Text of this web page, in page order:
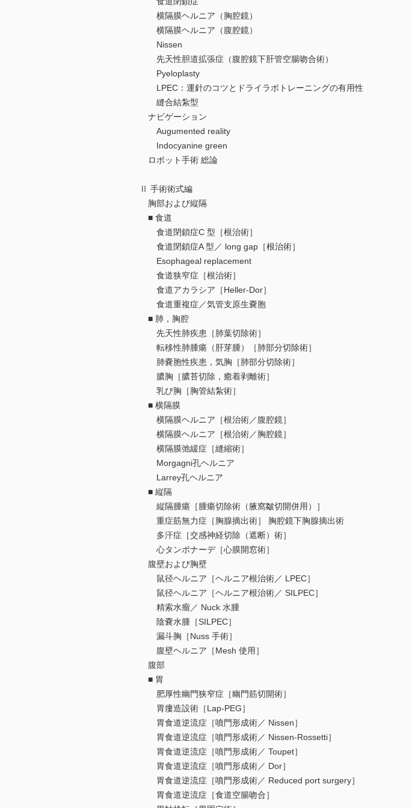
横隔膜ヘルニア（胸腔鏡）
横隔膜ヘルニア（腹腔鏡）
Nissen
先天性胆道拡張症（腹腔鏡下肝管空腸吻合術）
Pyeloplasty
LPEC：運針のコツとドライラボトレーニングの有用性
縫合結紮型
ナビゲーション
Augumented reality
Indocyanine green
ロボット手術 総論
Ⅱ 手術術式編
胸部および縦隔
■ 食道
食道閉鎖症C 型［根治術］
食道閉鎖症A 型／ long gap［根治術］
Esophageal replacement
食道狭窄症［根治術］
食道アカラシア［Heller-Dor］
食道重複症／気管支原生嚢胞
■ 肺，胸腔
先天性肺疾患［肺葉切除術］
転移性肺腫瘍（肝芽腫）［肺部分切除術］
肺嚢胞性疾患，気胸［肺部分切除術］
膿胸［膿苔切除，癒着剥離術］
乳び胸［胸管結紮術］
■ 横隔膜
横隔膜ヘルニア［根治術／腹腔鏡］
横隔膜ヘルニア［根治術／胸腔鏡］
横隔膜弛緩症［縫縮術］
Morgagni孔ヘルニア
Larrey孔ヘルニア
■ 縦隔
縦隔腫瘍［腫瘍切除術（腋窩皺切開併用）］
重症筋無力症［胸腺摘出術］ 胸腔鏡下胸腺摘出術
多汗症［交感神経切除（遮断）術］
心タンポナーデ［心膜開窓術］
腹壁および胸壁
鼠径ヘルニア［ヘルニア根治術／ LPEC］
鼠径ヘルニア［ヘルニア根治術／ SILPEC］
精索水瘤／ Nuck 水腫
陰嚢水腫［SILPEC］
漏斗胸［Nuss 手術］
腹壁ヘルニア［Mesh 使用］
腹部
■ 胃
肥厚性幽門狭窄症［幽門筋切開術］
胃瘻造設術［Lap-PEG］
胃食道逆流症［噴門形成術／ Nissen］
胃食道逆流症［噴門形成術／ Nissen-Rossetti］
胃食道逆流症［噴門形成術／ Toupet］
胃食道逆流症［噴門形成術／ Dor］
胃食道逆流症［噴門形成術／ Reduced port surgery］
胃食道逆流症［食道空腸吻合］